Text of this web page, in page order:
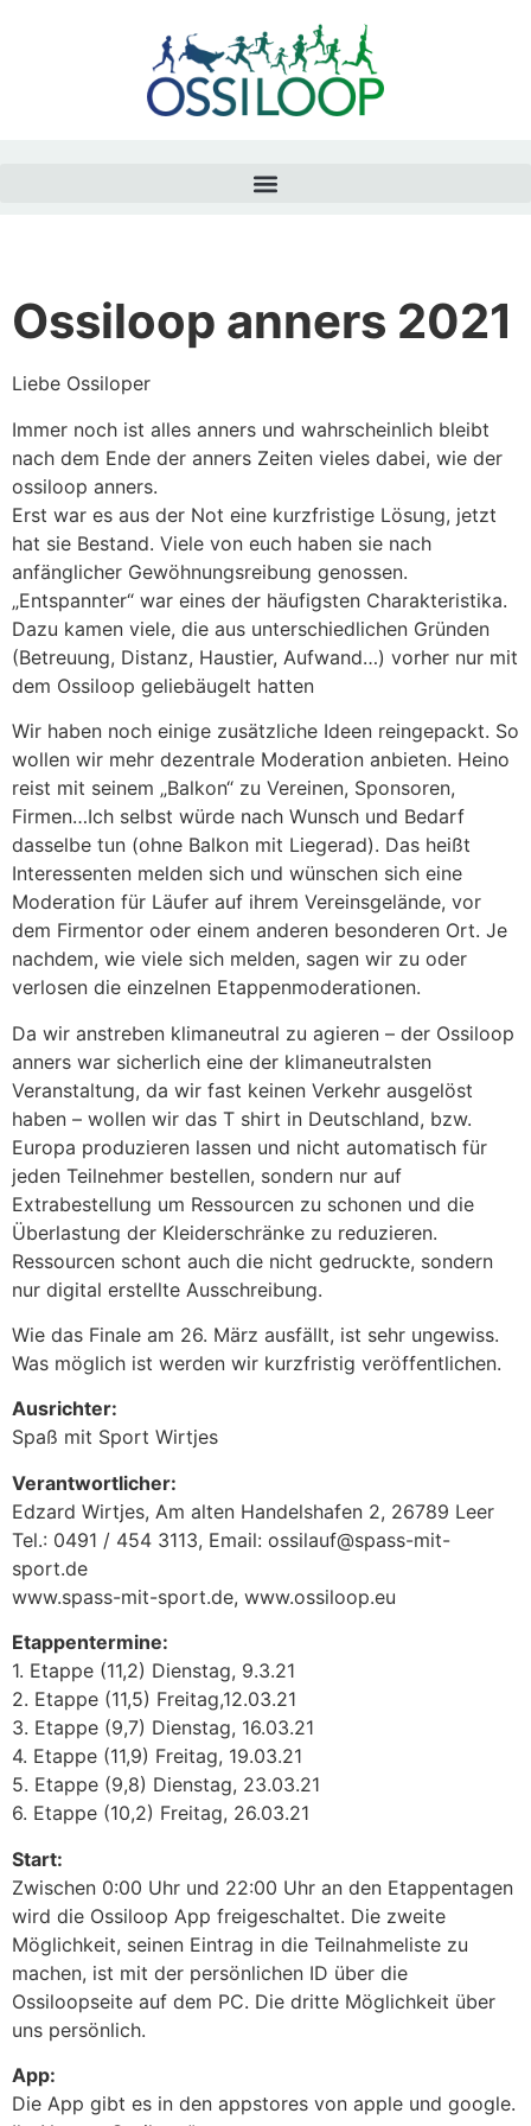
Ossiloop anners 2021
Liebe Ossiloper
Immer noch ist alles anners und wahrscheinlich bleibt
nach dem Ende der anners Zeiten vieles dabei, wie der
ossiloop anners.
Erst war es aus der Not eine kurzfristige Lösung, jetzt
hat sie Bestand. Viele von euch haben sie nach
anfänglicher Gewöhnungsreibung genossen.
„Entspannter“ war eines der häufigsten Charakteristika.
Dazu kamen viele, die aus unterschiedlichen Gründen
(Betreuung, Distanz, Haustier, Aufwand…) vorher nur mit
dem Ossiloop geliebäugelt hatten
Wir haben noch einige zusätzliche Ideen reingepackt. So
wollen wir mehr dezentrale Moderation anbieten. Heino
reist mit seinem „Balkon“ zu Vereinen, Sponsoren,
Firmen…Ich selbst würde nach Wunsch und Bedarf
dasselbe tun (ohne Balkon mit Liegerad). Das heißt
Interessenten melden sich und wünschen sich eine
Moderation für Läufer auf ihrem Vereinsgelände, vor
dem Firmentor oder einem anderen besonderen Ort. Je
nachdem, wie viele sich melden, sagen wir zu oder
verlosen die einzelnen Etappenmoderationen.
Da wir anstreben klimaneutral zu agieren – der Ossiloop
anners war sicherlich eine der klimaneutralsten
Veranstaltung, da wir fast keinen Verkehr ausgelöst
haben – wollen wir das T shirt in Deutschland, bzw.
Europa produzieren lassen und nicht automatisch für
jeden Teilnehmer bestellen, sondern nur auf
Extrabestellung um Ressourcen zu schonen und die
Überlastung der Kleiderschränke zu reduzieren.
Ressourcen schont auch die nicht gedruckte, sondern
nur digital erstellte Ausschreibung.
Wie das Finale am 26. März ausfällt, ist sehr ungewiss.
Was möglich ist werden wir kurzfristig veröffentlichen.
Ausrichter:
Spaß mit Sport Wirtjes
Verantwortlicher:
Edzard Wirtjes, Am alten Handelshafen 2, 26789 Leer
Tel.: 0491 / 454 3113, Email: ossilauf@spass-mit-
sport.de
www.spass-mit-sport.de, www.ossiloop.eu
Etappentermine:
1. Etappe (11,2) Dienstag, 9.3.21
2. Etappe (11,5) Freitag,12.03.21
3. Etappe (9,7) Dienstag, 16.03.21
4. Etappe (11,9) Freitag, 19.03.21
5. Etappe (9,8) Dienstag, 23.03.21
6. Etappe (10,2) Freitag, 26.03.21
Start:
Zwischen 0:00 Uhr und 22:00 Uhr an den Etappentagen
wird die Ossiloop App freigeschaltet. Die zweite
Möglichkeit, seinen Eintrag in die Teilnahmeliste zu
machen, ist mit der persönlichen ID über die
Ossiloopseite auf dem PC. Die dritte Möglichkeit über
uns persönlich.
App:
Die App gibt es in den appstores von apple und google.